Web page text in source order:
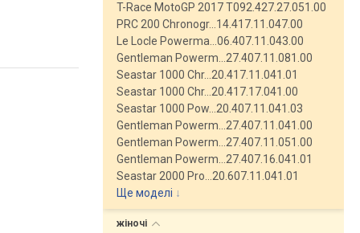
T-Race MotoGP 2017 T092.427.27.051.00
PRC 200 Chronogr…14.417.11.047.00
Le Locle Powerma…06.407.11.043.00
Gentleman Powerm…27.407.11.081.00
Seastar 1000 Chr…20.417.11.041.01
Seastar 1000 Chr…20.417.17.041.00
Seastar 1000 Pow…20.407.11.041.03
Gentleman Powerm…27.407.11.041.00
Gentleman Powerm…27.407.11.051.00
Gentleman Powerm…27.407.16.041.01
Seastar 2000 Pro…20.607.11.041.01
Ще моделі ↓
жіночі